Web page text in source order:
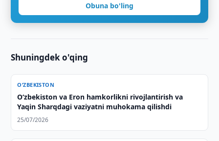
Obuna bo'ling
Shuningdek o'qing
O‘ZBEKISTON
Oʻzbekiston va Eron hamkorlikni rivojlantirish va
Yaqin Sharqdagi vaziyatni muhokama qilishdi
25/07/2026